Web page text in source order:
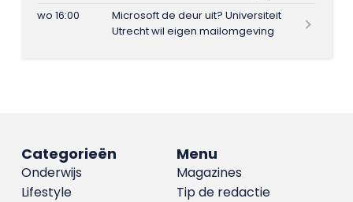
wo 16:00
Microsoft de deur uit? Universiteit
Utrecht wil eigen mailomgeving
Menu
Magazines
Tip de redactie
Categorieën
Onderwijs
Lifestyle